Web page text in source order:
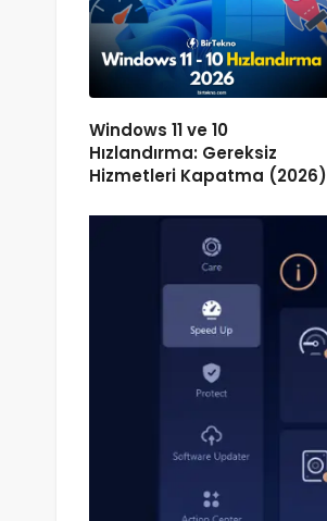
Windows 11 ve 10
Hızlandırma: Gereksiz
Hizmetleri Kapatma (2026)